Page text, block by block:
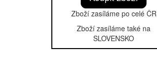
Zboží zasíláme po celé ČR
Zboží zasíláme také na
SLOVENSKO